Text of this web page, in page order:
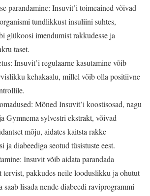
parandamine: Insuvit’i toimeained võivad
tundlikkust insuliini suhtes,
glükoosi imendumist rakkudesse ja
taset.
Insuvit’i regulaarne kasutamine võib
kehakaalu, millel võib olla positiivne
Mõned Insuvit’i koostisosad, nagu
Gymnema sylvestri ekstrakt, võivad
mõju, aidates kaitsta rakke
ja diabeediga seotud tüsistuste eest.
Insuvit võib aidata parandada
tervist, pakkudes neile looduslikku ja ohutut
saab lisada nende diabeedi raviprogrammi